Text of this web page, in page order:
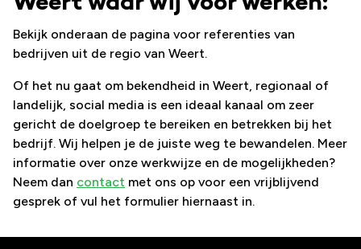
Bekijk onderaan de pagina voor referenties van
bedrijven uit de regio van Weert.
Of het nu gaat om bekendheid in Weert, regionaal of
landelijk, social media is een ideaal kanaal om zeer
gericht de doelgroep te bereiken en betrekken bij het
bedrijf. Wij helpen je de juiste weg te bewandelen. Meer
informatie over onze werkwijze en de mogelijkheden?
Neem dan contact met ons op voor een vrijblijvend
gesprek of vul het formulier hiernaast in.